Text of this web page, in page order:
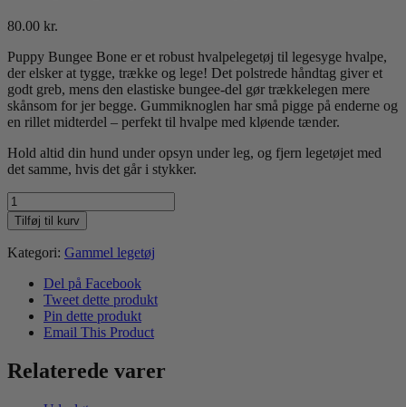
80.00 kr.
Puppy Bungee Bone er et robust hvalpelegetøj til legesyge hvalpe,
der elsker at tygge, trække og lege! Det polstrede håndtag giver et
godt greb, mens den elastiske bungee-del gør trækkelegen mere
skånsom for jer begge. Gummiknoglen har små pigge på enderne og
en rillet midterdel – perfekt til hvalpe med kløende tænder.
Hold altid din hund under opsyn under leg, og fjern legetøjet med
det samme, hvis det går i stykker.
Hvalpelegetøj
ben
Blå/Lyserød
50cm
Tilføj til kurv
Kategori: Gammel legetøj
Del på Facebook
Tweet dette produkt
Pin dette produkt
Email This Product
Relaterede varer